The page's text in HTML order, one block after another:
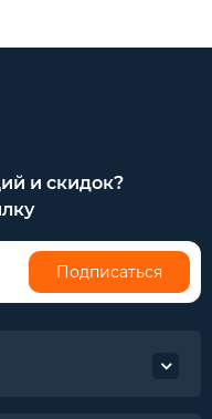
и скидок?
Подписаться